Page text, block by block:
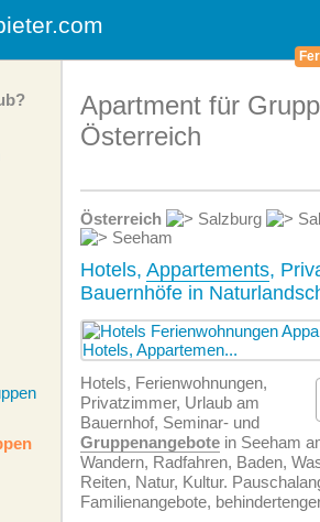
Apartment für
Österreich
Österreich Salzburg
Seeham
Hotels, Appartements,
Bauernhöfe in
Hotels, Ferien­wohnungen,
Privatzimmer, Urlaub am
Bauernhof, Seminar- und
Gruppenangebote in Seeham
Wandern, Radfahren, Baden,
Reiten, Natur, Kultur.
Familienangebote,